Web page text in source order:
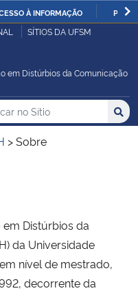
À INFORMAÇÃO
SÍTIOS DA UFSM
em Distúrbios da Comunicação
no no Sítio
>Sobre
Distúrbios da
da Universidade
nível de mestrado,
decorrente da